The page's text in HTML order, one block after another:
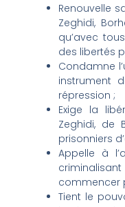
Renouvelle
Zeghidi,
qu’avec
des libertés
Condamne
instrument
répression ;
Exige la
Zeghidi, de
prisonniers
Appelle à
commencer
Tient le